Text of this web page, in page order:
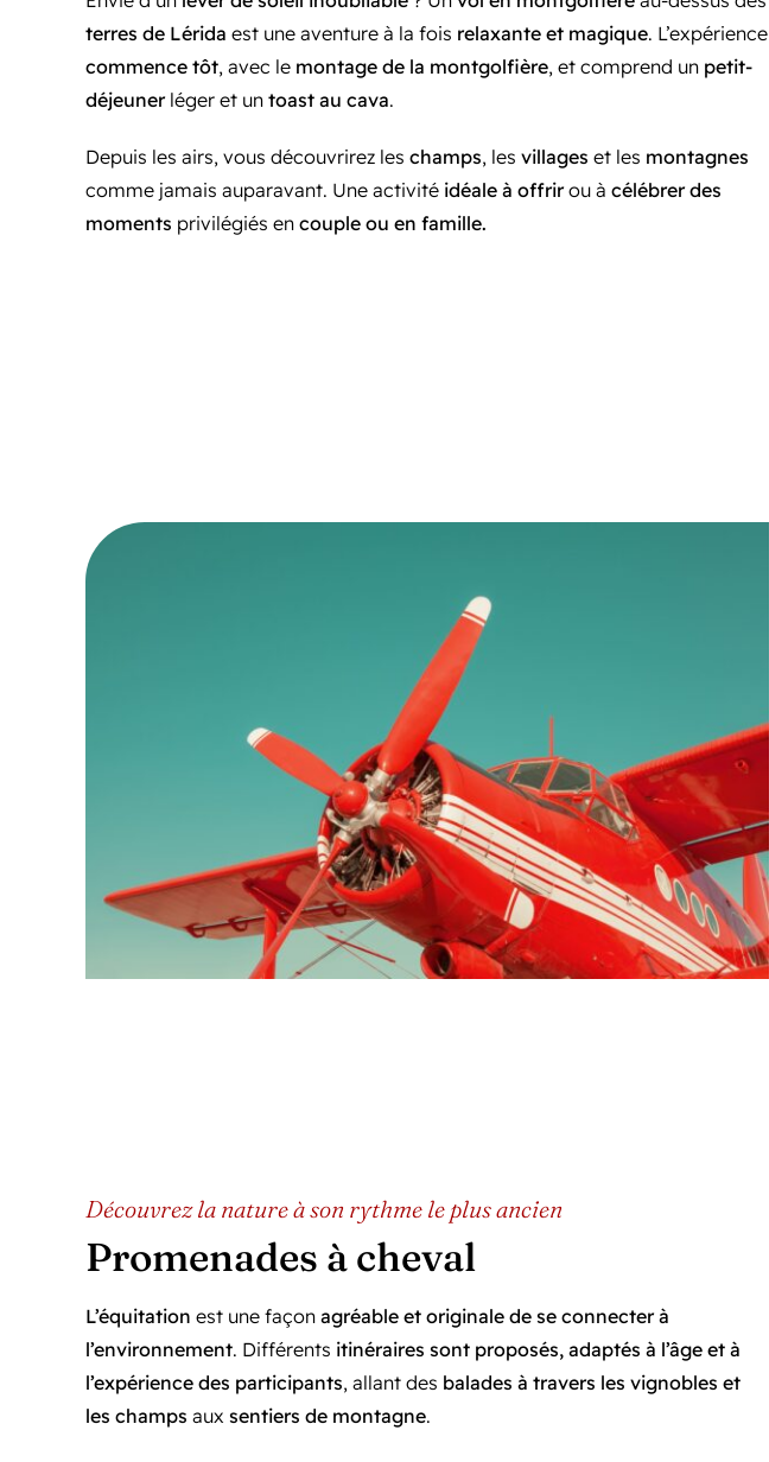
terres de Lérida est une aventure à la fois relaxante et magique. L’expérience
commence tôt, avec le montage de la montgolfière, et comprend un petit-
déjeunerléger et un toast au cava.
Depuis les airs, vous découvrirez les champs, les villages et les montagnes
comme jamais auparavant. Une activité idéale à offrirou à célébrer des
moments privilégiés en couple ou en famille.
Découvrez la nature à son rythme le plus ancien
Promenades à cheval
L’équitation est une façon agréable et originale de se connecter à
l’environnement. Différents itinéraires sont proposés, adaptés à l’âge et à
l’expérience des participants, allant des balades à travers les vignobles et
les champs aux sentiers de montagne.